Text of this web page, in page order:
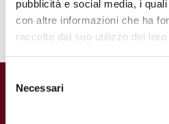
pubblicità e social media, i
con altre informazioni che ha
raccolto dal suo utilizzo dei
Necessari
Balsámico.